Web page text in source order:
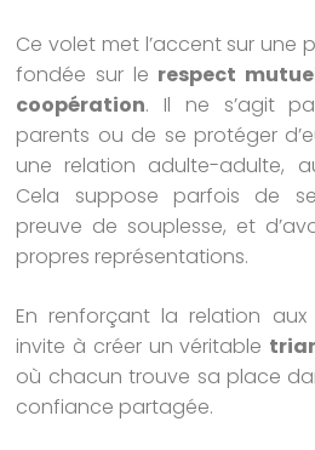
Ce volet met l’accent sur une
fondée sur le respect
coopération. Il ne s’agit
parents ou de se protéger
une relation adulte-adulte,
Cela suppose parfois de
preuve de souplesse, et
propres représentations.
En renforçant la relation aux
invite à créer un véritable
où chacun trouve sa place
confiance partagée.